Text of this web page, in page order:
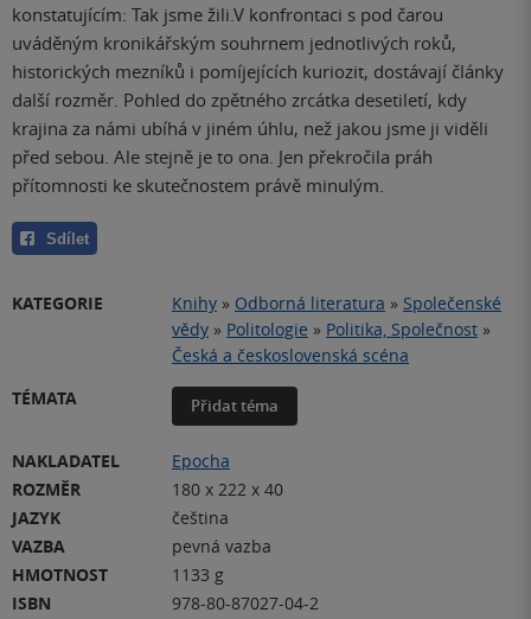
konstatujícím: Tak jsme žili.V konfrontaci s pod čarou
uváděným kronikářským souhrnem jednotlivých roků,
historických mezníků i pomíjejících kuriozit, dostávají články
další rozměr. Pohled do zpětného zrcátka desetiletí, kdy
krajina za námi ubíhá v jiném úhlu, než jakou jsme ji viděli
před sebou. Ale stejně je to ona. Jen překročila práh
přítomnosti ke skutečnostem právě minulým.
Sdílet
KATEGORIE Knihy » Odborná literatura » Společenské
vědy » Politologie » Politika, Společnost »
Česká a československá scéna
TÉMATA
Přidat téma
NAKLADATEL
Epocha
ROZMĚR
180 x 222 x 40
JAZYK
čeština
VAZBA
pevná vazba
HMOTNOST
1133 g
ISBN
978-80-87027-04-2